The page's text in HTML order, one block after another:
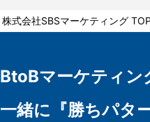
株式会社SBSマーケティング TOP
BtoBマーケティン
一緒に『勝ちパタ